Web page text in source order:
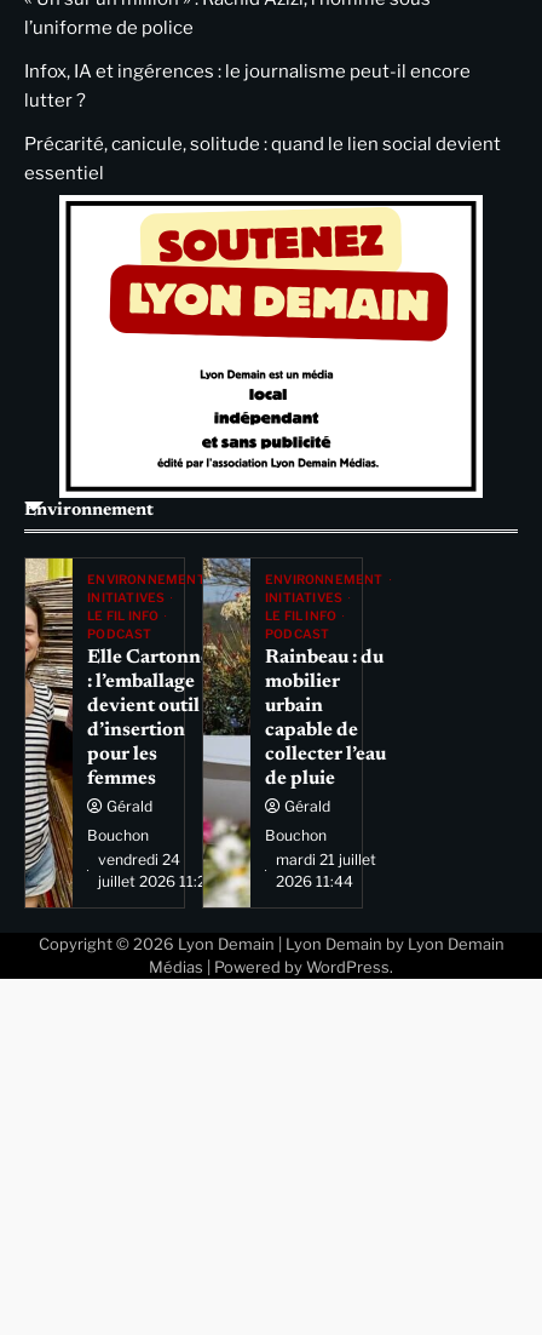
l’uniforme de police
Infox, IA et ingérences : le journalisme peut-il encore
lutter ?
Précarité, canicule, solitude : quand le lien social devient
essentiel
Environnement
ENVIRONNEMENT
INITIATIVES
LE FIL INFO
PODCAST
Elle Cartonne
: l’emballage
devient outil
d’insertion
pour les
femmes
Gérald
Bouchon
vendredi 24
juillet 2026 11:29
ENVIRONNEMENT
INITIATIVES
LE FIL INFO
PODCAST
Rainbeau : du
mobilier
urbain
capable de
collecter l’eau
de pluie
Gérald
Bouchon
mardi 21 juillet
2026 11:44
Copyright © 2026 Lyon Demain | Lyon Demain by Lyon Demain
Médias | Powered by WordPress.